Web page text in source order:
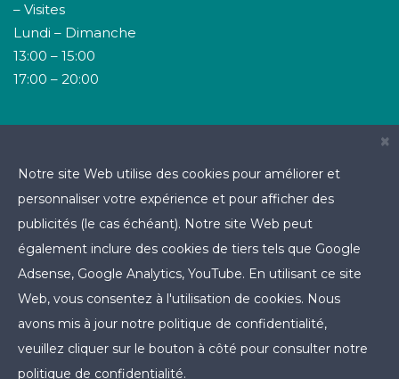
×
Notre site Web utilise des cookies pour améliorer et
personnaliser votre expérience et pour afficher des
publicités (le cas échéant). Notre site Web peut
également inclure des cookies de tiers tels que Google
Adsense, Google Analytics, YouTube. En utilisant ce site
Web, vous consentez à l'utilisation de cookies. Nous
avons mis à jour notre politique de confidentialité,
veuillez cliquer sur le bouton à côté pour consulter notre
politique de confidentialité.
– Visites
Lundi – Dimanche
13:00 – 15:00
17:00 – 20:00
Abidjan – Marcory résidentiel, Place Donwahi
Rue des Bahias, Angle carrefour Cours Loko Grand
Bloc
Côte d’Ivoire
Polyclinique FARAH - 2022